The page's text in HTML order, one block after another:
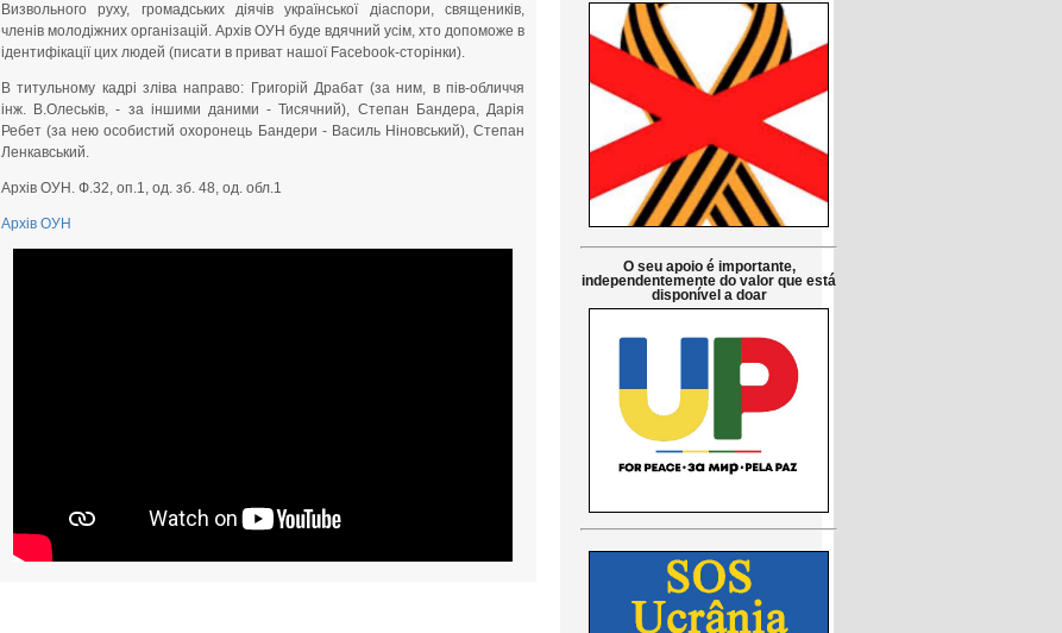
Визвольного руху, громадських діячів української діаспори, священиків,
членів молодіжних організацій. Архів ОУН буде вдячний усім, хто допоможе в
ідентифікації цих людей (писати в приват нашої Facebook-сторінки).
В титульному кадрі зліва направо: Григорій Драбат (за ним, в пів-обличчя
інж. В.Олеськів, - за іншими даними - Тисячний), Степан Бандера, Дарія
Ребет (за нею особистий охоронець Бандери - Василь Ніновський), Степан
Ленкавський.
Архів ОУН. Ф.32, оп.1, од. зб. 48, од. обл.1
Архів ОУН
O seu apoio é importante,
independentemente do valor que está
disponível a doar